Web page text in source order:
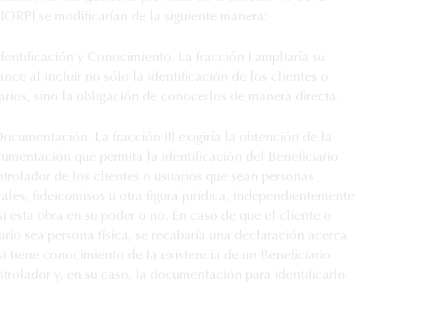
se modificarían de la siguiente manera:
y Conocimiento. La fracción I ampliaría su
al incluir no sólo la identificación de los clientes o
sino la obligación de conocerlos de manera directa.
La fracción III exigiría la obtención de la
que permita la identificación del Beneficiario
de los clientes o usuarios que sean personas
fideicomisos u otra figura jurídica, independientemente
esta obra en su poder o no. En caso de que el cliente o
sea persona física, se recabaría una declaración acerca
tiene conocimiento de la existencia de un Beneficiario
y, en su caso, la documentación para identificarlo.